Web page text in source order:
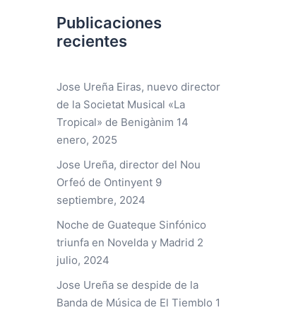
Publicaciones
recientes
Jose Ureña Eiras, nuevo director
de la Societat Musical «La
Tropical» de Benigànim 14
enero, 2025
Jose Ureña, director del Nou
Orfeó de Ontinyent 9
septiembre, 2024
Noche de Guateque Sinfónico
triunfa en Novelda y Madrid 2
julio, 2024
Jose Ureña se despide de la
Banda de Música de El Tiemblo 1